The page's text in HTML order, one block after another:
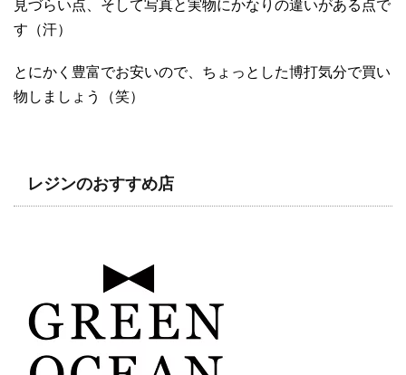
見づらい点、そして写真と実物にかなりの違いがある点で
す（汗）
とにかく豊富でお安いので、ちょっとした博打気分で買い
物しましょう（笑）
レジンのおすすめ店